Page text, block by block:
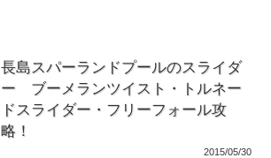
長島スパーランドプールのスライダ
ー ブーメランツイスト・トルネー
ドスライダー・フリーフォール攻
略！
2015/05/30